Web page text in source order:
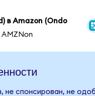
в Amazon (Ondo
AMZNon
не спонсирован, не